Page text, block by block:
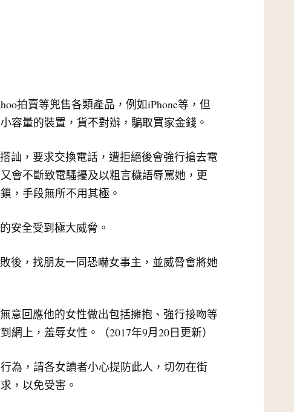
拍賣等兜售各類產品，例如iPhone等，但
容量的裝置，貨不對辦，騙取買家金錢。
訕，要求交換電話，遭拒絕後會強行搶去電
會不斷致電騷擾及以粗言穢語辱罵她，更
，手段無所不用其極。
安全受到極大威脅。
後，找朋友一同恐嚇女事主，並威脅會將她
意回應他的女性做出包括擁抱、強行接吻等
上，羞辱女性。（2017年9月20日更新）
為，請各女讀者小心提防此人，切勿在街
，以免受害。